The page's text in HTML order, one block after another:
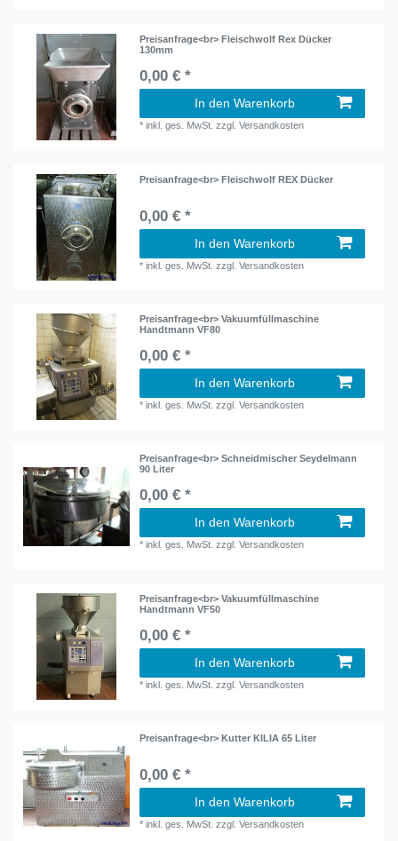
Preisanfrage<br> Fleischwolf Rex Dücker
130mm
0,00 € *
In den Warenkorb
*inkl. ges. MwSt. zzgl.Versandkosten
Preisanfrage<br> Fleischwolf REX Dücker
0,00 € *
In den Warenkorb
*inkl. ges. MwSt. zzgl.Versandkosten
Preisanfrage<br> Vakuumfüllmaschine
Handtmann VF80
0,00 € *
In den Warenkorb
*inkl. ges. MwSt. zzgl.Versandkosten
Preisanfrage<br> Schneidmischer Seydelmann
90 Liter
0,00 € *
In den Warenkorb
*inkl. ges. MwSt. zzgl.Versandkosten
Preisanfrage<br> Vakuumfüllmaschine
Handtmann VF50
0,00 € *
In den Warenkorb
*inkl. ges. MwSt. zzgl.Versandkosten
Preisanfrage<br> Kutter KILIA 65 Liter
0,00 € *
In den Warenkorb
*inkl. ges. MwSt. zzgl.Versandkosten